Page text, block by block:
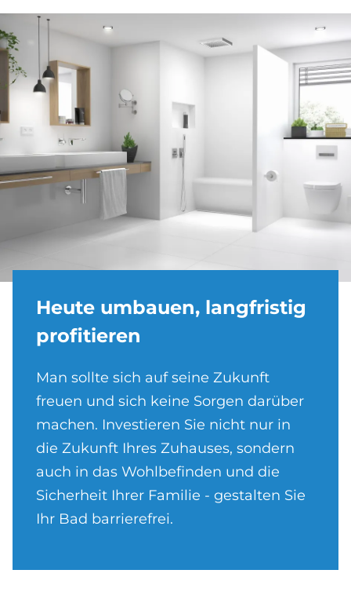
Heu­te um­bau­en, lang­fri­stig
pro­fi­tie­ren
Man sollte sich auf seine Zukunft
freuen und sich keine Sorgen darüber
machen. Investieren Sie nicht nur in
die Zukunft Ihres Zuhauses, sondern
auch in das Wohlbefinden und die
Sicherheit Ihrer Familie - gestalten Sie
Ihr Bad barrierefrei.